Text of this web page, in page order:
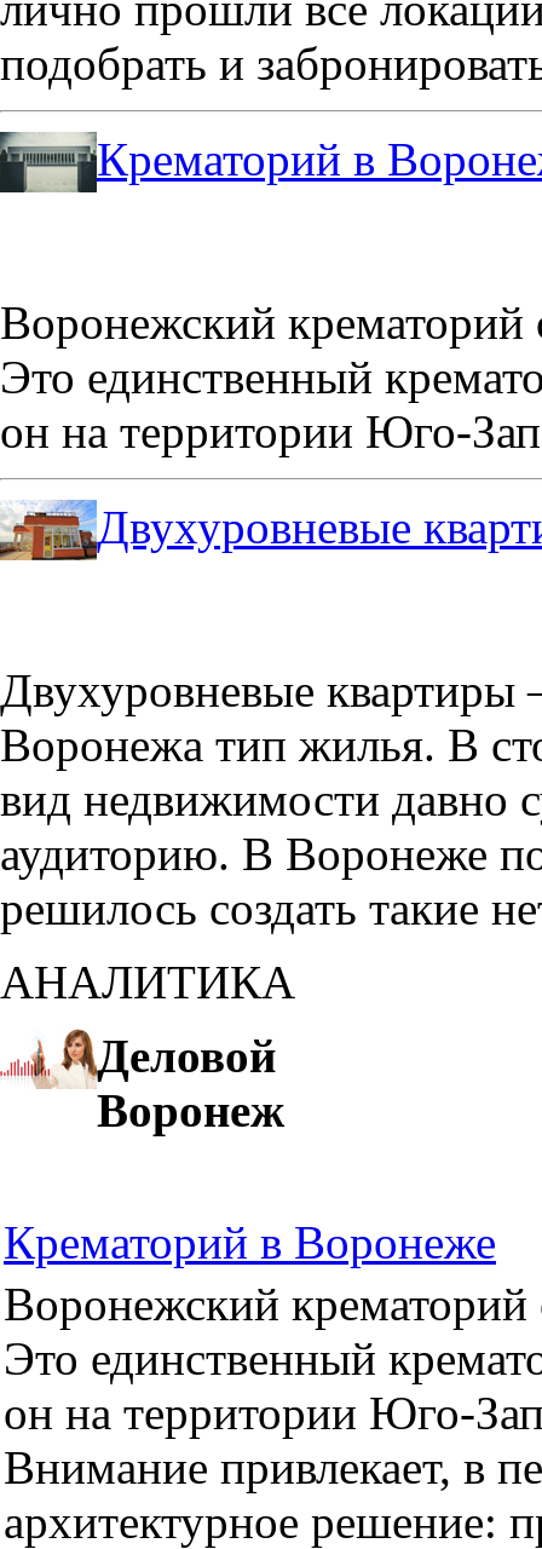
подобрать и
Крематорий в
Воронежский крематорий
Это единственный
он на территории Юго-
Двухуровневые
Двухуровневые квартиры
Воронежа тип жилья. В
вид недвижимости давно
аудиторию. В Воронеже
решилось создать такие
АНАЛИТИКА
Деловой
Воронеж
Крематорий в Воронеже
Воронежский крематорий
Это единственный
он на территории Юго-
Внимание привлекает, в
архитектурное решение: